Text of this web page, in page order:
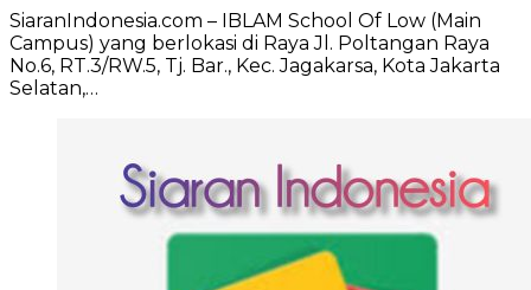
SiaranIndonesia.com – IBLAM School Of Low (Main
Campus) yang berlokasi di Raya Jl. Poltangan Raya
No.6, RT.3/RW.5, Tj. Bar., Kec. Jagakarsa, Kota Jakarta
Selatan,…